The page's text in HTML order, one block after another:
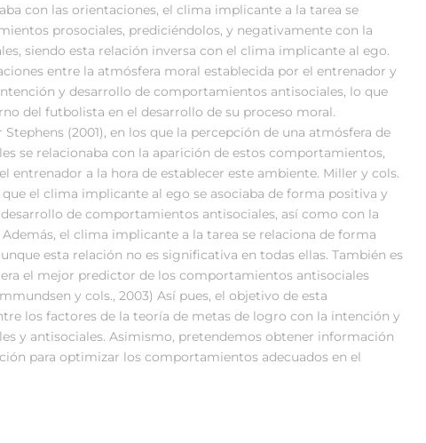
con las orientaciones, el clima implicante a la tarea se
prosociales, prediciéndolos, y negativamente con la
siendo esta relación inversa con el clima implicante al ego.
entre la atmósfera moral establecida por el entrenador y
y desarrollo de comportamientos antisociales, lo que
del futbolista en el desarrollo de su proceso moral.
(2001), en los que la percepción de una atmósfera de
se relacionaba con la aparición de estos comportamientos,
entrenador a la hora de establecer este ambiente. Miller y cols.
el clima implicante al ego se asociaba de forma positiva y
de comportamientos antisociales, así como con la
el clima implicante a la tarea se relaciona de forma
esta relación no es significativa en todas ellas. También es
el mejor predictor de los comportamientos antisociales
y cols., 2003) Así pues, el objetivo de esta
los factores de la teoría de metas de logro con la intención y
y antisociales. Asimismo, pretendemos obtener información
para optimizar los comportamientos adecuados en el